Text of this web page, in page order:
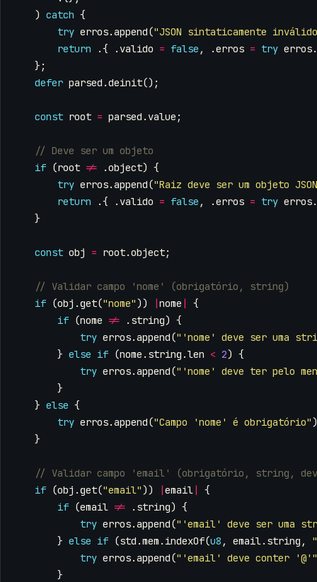
) catch {
try erros.append("JSON sintaticamente
return
.{ . valido = false , .erros = try erros.
};
defer parsed .deinit();
const root = parsed . value ;
if (root != .object) {
try erros.append("Raiz deve ser um objeto
return
.{ . valido = false , .erros = try erros.
}
const obj = root.object;
if (obj .get("nome")) |nome |
{
if (nome != . string) {
try erros.append("'nome' deve ser uma
} else if (nome . string .len < 2) {
try erros.append("'nome' deve ter pelo
}
} else {
try erros.append("Campo 'nome' é obrigatório"
}
if (obj .get("email")) |email |
{
if (email != . string) {
try erros.append("'email' deve ser uma
} else if (std .mem . indexOf(u8 , email . string ,
try erros.append("'email' deve conter '@'"
}